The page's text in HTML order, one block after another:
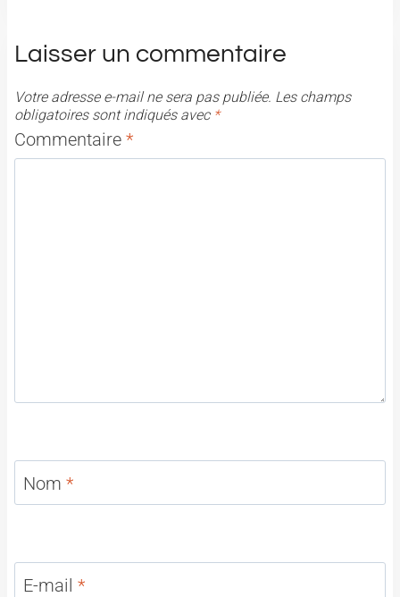
Laisser un commentaire
Votre adresse e-mail ne sera pas publiée. Les champs
obligatoires sont indiqués avec *
Commentaire *
Nom *
E-mail *